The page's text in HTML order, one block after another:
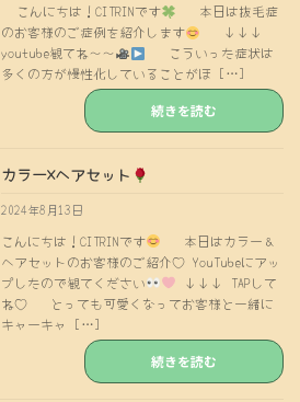
こんにちは！CITRINです
本日は抜毛症
のお客様のご症例を紹介します
↓↓↓
youtube観てね〜〜
こういった症状は
多くの方が慢性化していることがほ […]
続きを読む
カラー×ヘアセット
2024年8月13日
こんにちは！CITRINです
本日はカラー＆
ヘアセットのお客様のご紹介♡ YouTubeにアッ
プしたので観てください
↓↓↓ TAPして
ね♡ とっても可愛くなってお客様と一緒に
キャーキャ […]
続きを読む